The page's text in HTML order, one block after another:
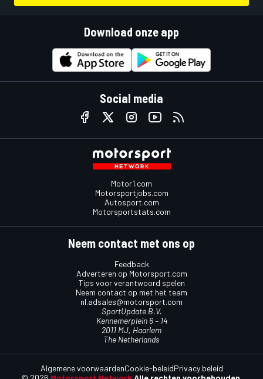
Download onze app
Social media
Motor1.com
Motorsportjobs.com
Autosport.com
Motorsportstats.com
Neem contact met ons op
Feedback
Adverteren op Motorsport.com
Tips voor verantwoord spelen
Neem contact op met het team
nl.adsales@motorsport.com
SportUpdate B.V.
Kennemerplein 6 – 14
2011 MJ, Haarlem
The Netherlands
Algemene voorwaardenCookie-beleidPrivacy beleid